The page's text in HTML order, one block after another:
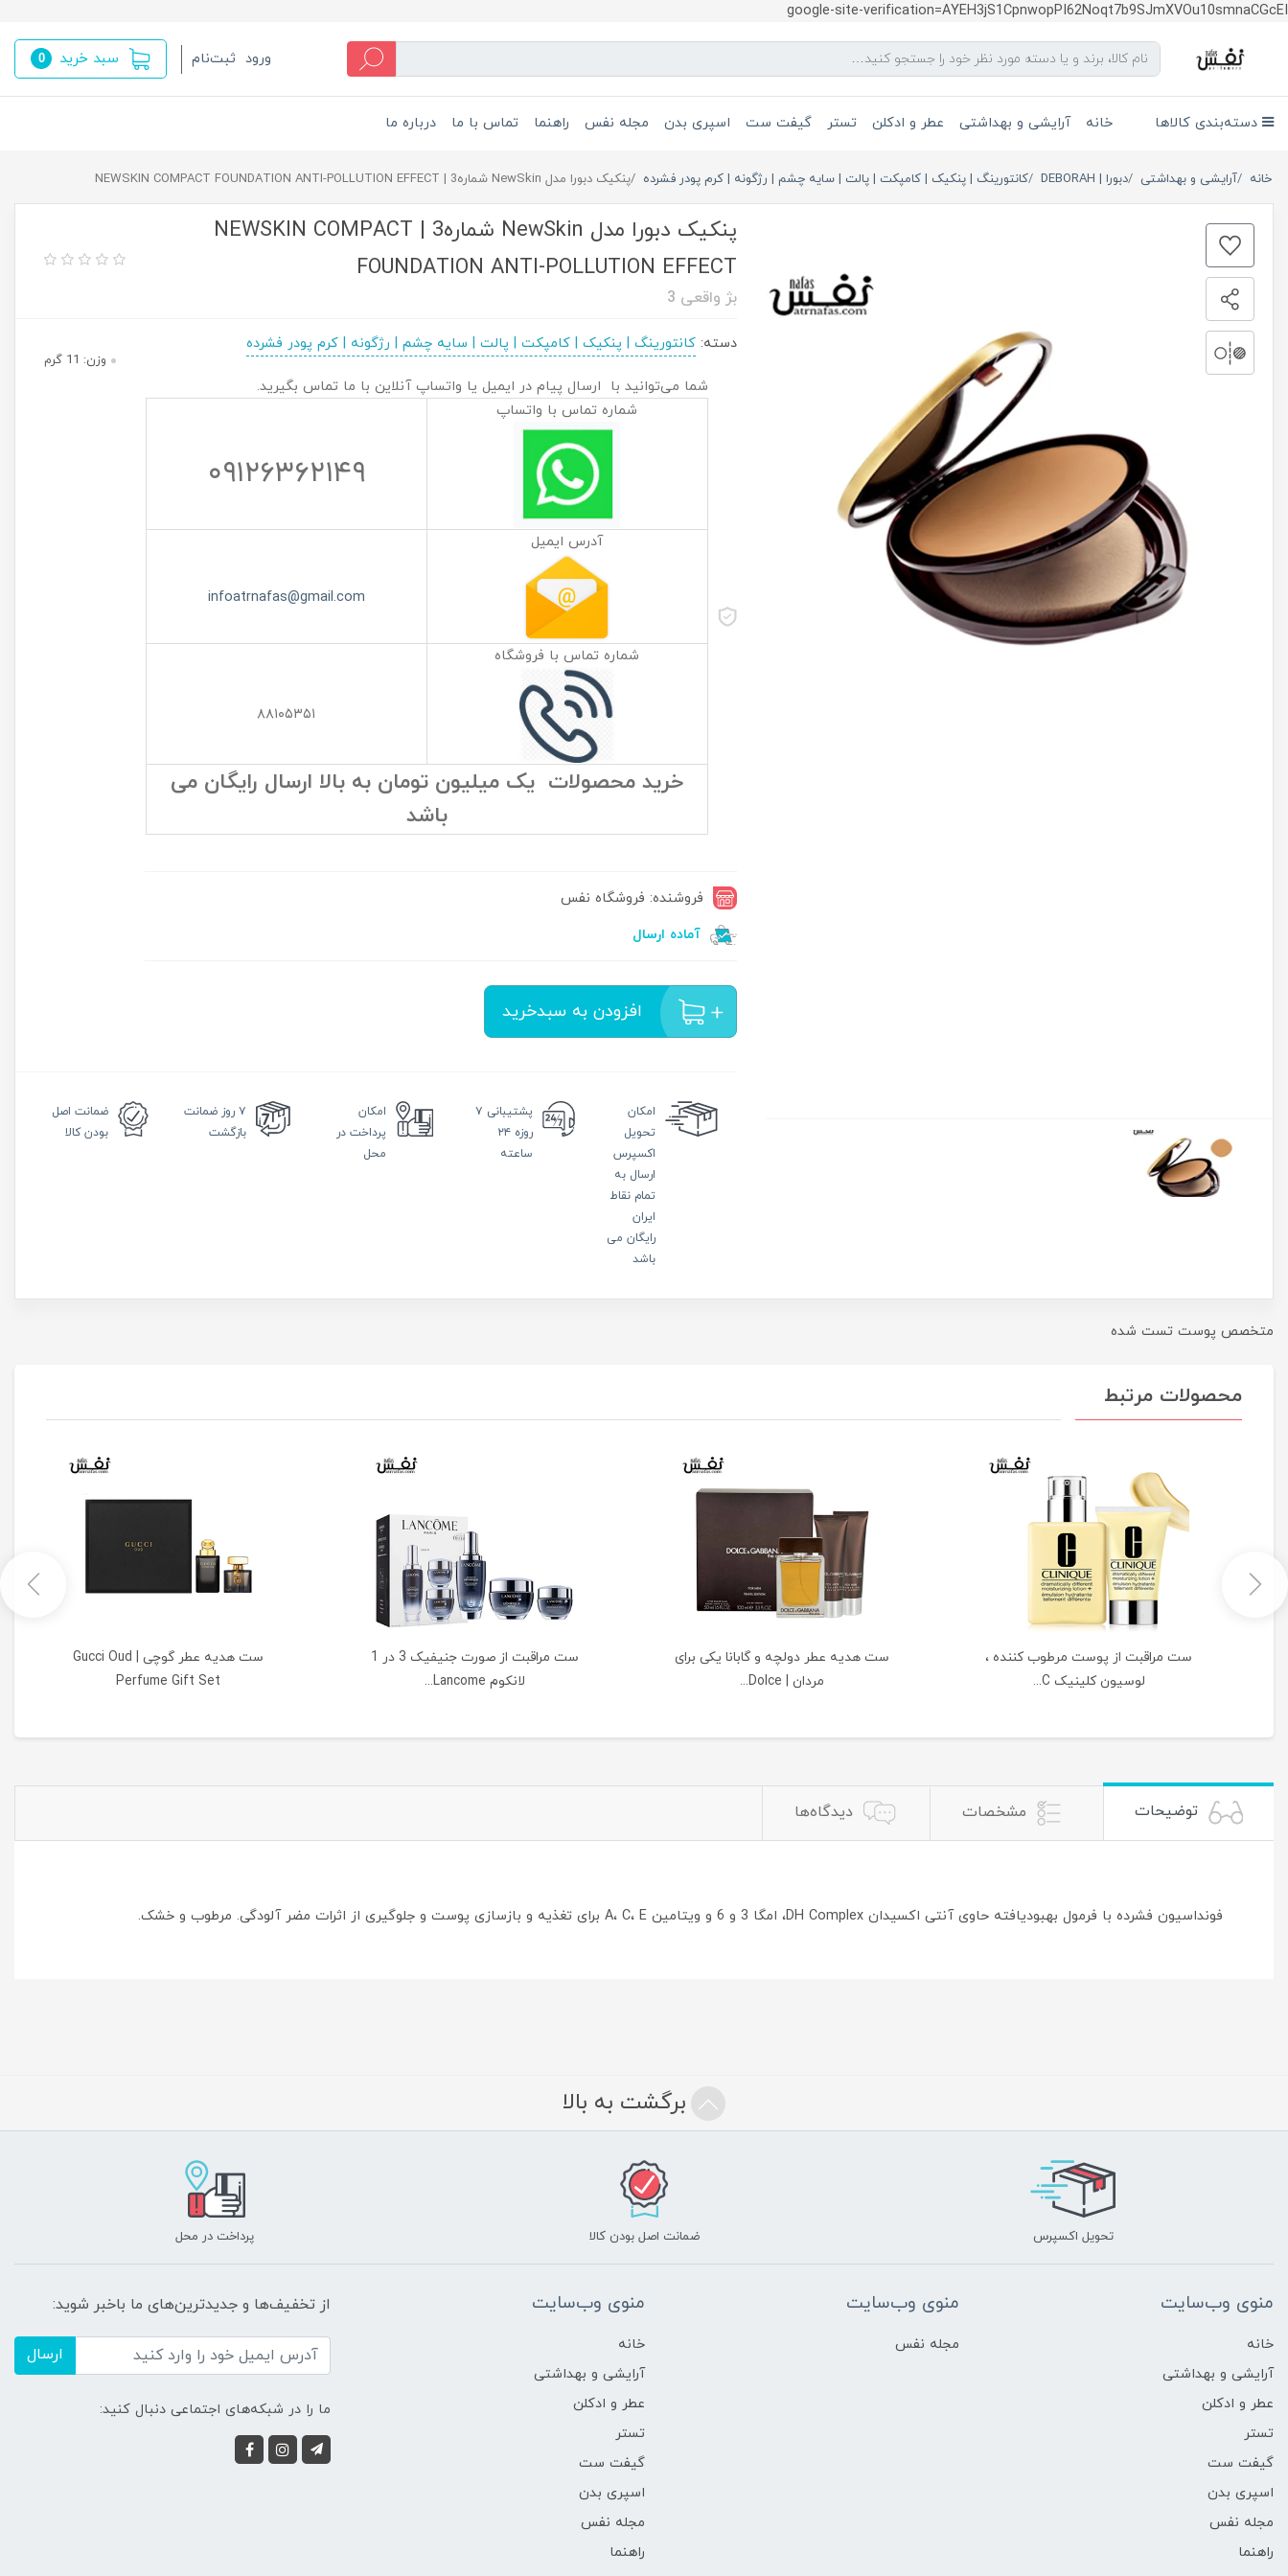
google-site-verification=AYEH3jS1CpnwopPI62Noqt7b9SJmXVOu10smnaCGcEI
ورود ثبت‌نام سبد خرید 0
دسته‌بندی کالاها خانه آرایشی و بهداشتی عطر و ادکلن تستر گیفت ست اسپری بدن مجله نفس راهنما تماس با ما درباره ما
خانه آرایشی و بهداشتی دبورا | DEBORAH کانتورینگ | پنکیک | کامپکت | پالت | سایه چشم | رژگونه | کرم پودر فشرده پنکیک دبورا مدل NewSkin شماره3 | NEWSKIN COMPACT FOUNDATION ANTI-POLLUTION EFFECT
پنکیک دبورا مدل NewSkin شماره3 | NEWSKIN COMPACT
FOUNDATION ANTI-POLLUTION EFFECT
بژ واقعی 3
دسته:کانتورینگ | پنکیک | کامپکت | پالت | سایه چشم | رژگونه | کرم پودر فشرده
شما می‌توانید با ارسال پیام در ایمیل یا واتساپ آنلاین با ما تماس بگیرید.
شماره تماس با واتساپ
۰۹۱۲۶۳۶۲۱۴۹
آدرس ایمیل
infoatrnafas@gmail.com
شماره تماس با فروشگاه
۸۸۱۰۵۳۵۱
خرید محصولات یک میلیون تومان به بالا ارسال رایگان می
باشد
فروشنده: فروشگاه نفس
آماده ارسال
افزودن به سبدخرید
وزن: 11 گرم
امکان
تحویل
اکسپرس
ارسال به
تمام نقاط
ایران
رایگان می
باشد
پشتیبانی ۷
روزه ۲۴
ساعته
امکان
پرداخت در
محل
۷ روز
ضمانت
بازگشت
ضمانت اصل
بودن کالا
متخصص پوست تست شده
محصولات مرتبط
ست مراقبت از پوست مرطوب کننده ،
لوسیون کلینیک C...
ست هدیه عطر دولچه و گابانا یکی برای
مردان | Dolce...
ست مراقبت از صورت جنیفیک 3 در 1
لانکوم Lancome...
ست هدیه عطر گوچی | Gucci Oud
Perfume Gift Set
توضیحات مشخصات دیدگاه‌ها
فونداسیون فشرده با فرمول بهبودیافته حاوی آنتی اکسیدان DH Complex، امگا 3 و 6 و ویتامین A، C، E برای تغذیه و بازسازی پوست و جلوگیری از اثرات مضر آلودگی. مرطوب و خشک.
برگشت به بالا
تحویل اکسپرس ضمانت اصل بودن کالا پرداخت در محل
منوی وب‌سایت
خانه
آرایشی و بهداشتی
عطر و ادکلن
تستر
گیفت ست
اسپری بدن
مجله نفس
راهنما
منوی وب‌سایت
مجله نفس
منوی وب‌سایت
خانه
آرایشی و بهداشتی
عطر و ادکلن
تستر
گیفت ست
اسپری بدن
مجله نفس
راهنما
از تخفیف‌ها و جدیدترین‌های ما باخبر شوید:
ارسال
ما را در شبکه‌های اجتماعی دنبال کنید: